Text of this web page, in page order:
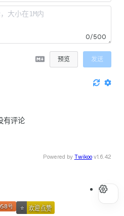
0/500
预览 发送
有评论
Powered by Twikoov1.6.42